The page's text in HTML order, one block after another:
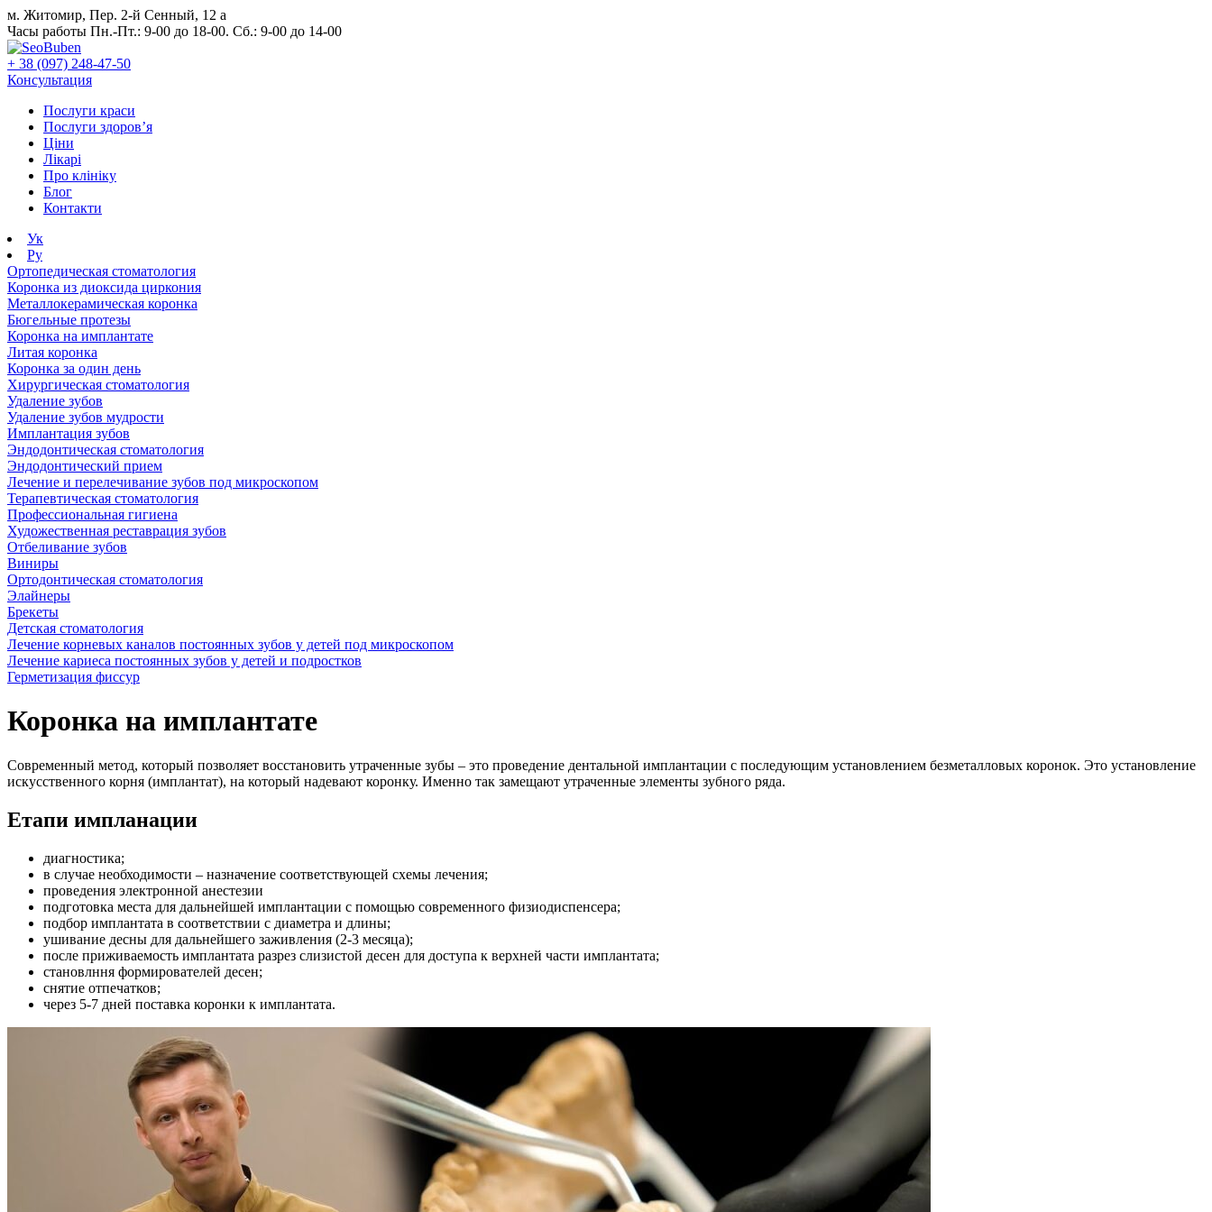
м. Житомир, Пер. 2-й Сенный, 12 а
Часы работы Пн.-Пт.: 9-00 до 18-00. Сб.: 9-00 до 14-00
+ 38 (097) 248-47-50
Консультация
Послуги краси
Послуги здоров’я
Ціни
Лікарі
Про клініку
Блог
Контакти
Ук
Ру
Ортопедическая стоматология
Коронка из диоксида циркония
Металлокерамическая коронка
Бюгельные протезы
Коронка на имплантате
Литая коронка
Коронка за один день
Хирургическая стоматология
Удаление зубов
Удаление зубов мудрости
Имплантация зубов
Эндодонтическая стоматология
Эндодонтический прием
Лечение и перелечивание зубов под микроскопом
Терапевтическая стоматология
Профессиональная гигиена
Художественная реставрация зубов
Отбеливание зубов
Виниры
Ортодонтическая стоматология
Элайнеры
Брекеты
Детская стоматология
Лечение корневых каналов постоянных зубов у детей под микроскопом
Лечение кариеса постоянных зубов у детей и подростков
Герметизация фиссур
Коронка на имплантате
Современный метод, который позволяет восстановить утраченные зубы – это проведение дентальной имплантации с последующим установлением безметалловых коронок. Это установление
искусственного корня (имплантат), на который надевают коронку. Именно так замещают утраченные элементы зубного ряда.
Етапи импланации
диагностика;
в случае необходимости – назначение соответствующей схемы лечения;
проведения электронной анестезии
подготовка места для дальнейшей имплантации с помощью современного физиодиспенсера;
подбор имплантата в соответствии с диаметра и длины;
ушивание десны для дальнейшего заживления (2-3 месяца);
после приживаемость имплантата разрез слизистой десен для доступа к верхней части имплантата;
становлння формирователей десен;
снятие отпечатков;
через 5-7 дней поставка коронки к имплантата.